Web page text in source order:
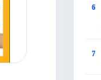
6
7